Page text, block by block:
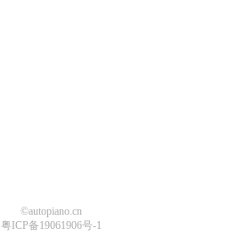
©autopiano.cn
粤ICP备19061906号-1